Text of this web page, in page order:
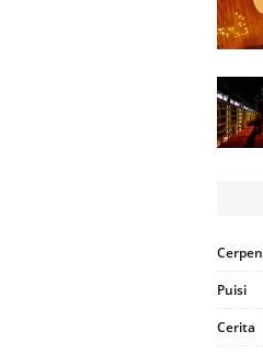
Cerpen
Puisi
Cerita